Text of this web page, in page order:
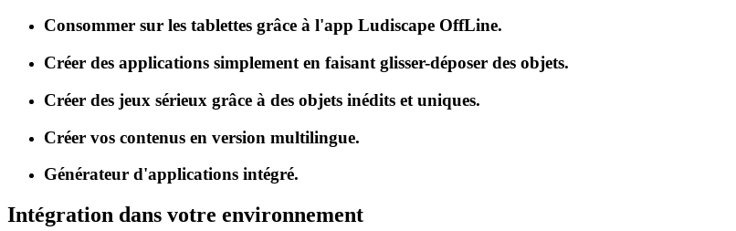
Consommer sur les tablettes grâce à l'app Ludiscape OffLine.
Créer des applications simplement en faisant glisser-déposer des objets.
Créer des jeux sérieux grâce à des objets inédits et uniques.
Créer vos contenus en version multilingue.
Générateur d'applications intégré.
Intégration dans votre environnement